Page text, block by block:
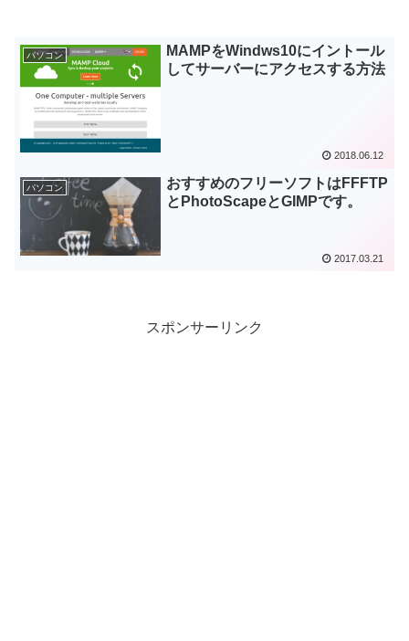
パソコン
MAMPをWindws10にイントール
してサーバーにアクセスする方法
2018.06.12
パソコン
おすすめのフリーソフトはFFFTP
とPhotoScapeとGIMPです。
2017.03.21
スポンサーリンク